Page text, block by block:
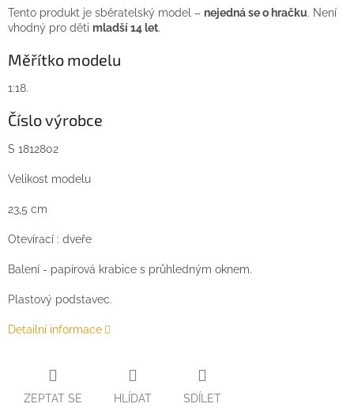
Tento produkt je sběratelský model – nejedná se o hračku. Není
vhodný pro děti mladší 14 let.
Měřítko modelu
1:18.
Číslo výrobce
S 1812802
Velikost modelu
23,5 cm
Otevírací : dveře
Balení - papírová krabice s průhledným oknem.
Plastový podstavec.
Detailní informace
ZEPTAT SE HLÍDAT SDÍLET